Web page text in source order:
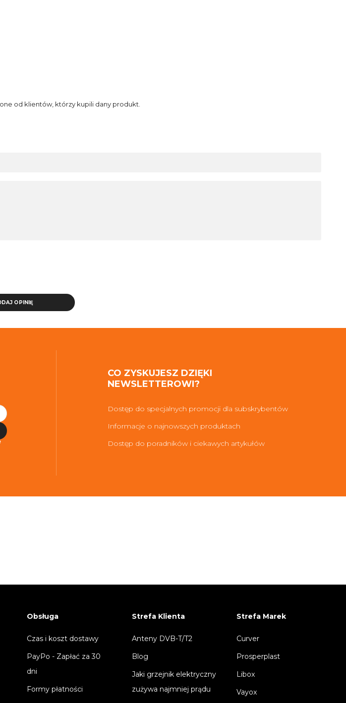
od klientów, którzy kupili dany produkt.
OPINIĘ
CO ZYSKUJESZ DZIĘKI
NEWSLETTEROWI?
Dostęp do specjalnych promocji dla subskrybentów
Informacje o najnowszych produktach
Dostęp do poradników i ciekawych artykułów
Obsługa
Czas i koszt dostawy
PayPo - Zapłać za 30
dni
Formy płatności
Strefa Klienta
Anteny DVB-T/T2
Blog
Jaki grzejnik elektryczny
zużywa najmniej prądu
Strefa Marek
Curver
Prosperplast
Libox
Vayox